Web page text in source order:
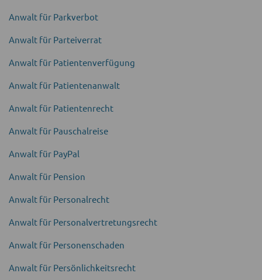
Anwalt für Parkverbot
Anwalt für Partei­verrat
Anwalt für Patienten­verfügung
Anwalt für Patientenanwalt
Anwalt für Patientenrecht
Anwalt für Pauschal­reise
Anwalt für PayPal
Anwalt für Pension
Anwalt für Personal­recht
Anwalt für Personal­vertretungs­recht
Anwalt für Personen­schaden
Anwalt für Persönlichkeits­recht